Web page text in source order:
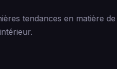
tendances en matière